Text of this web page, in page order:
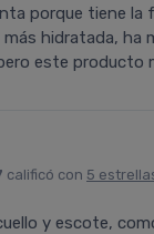
porque tiene la
hidratada, ha
este producto
calificó con 5
y escote,